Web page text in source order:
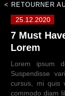
< RETOURNER
25.12.2020
7 Must
Lorem
Lorem ipsum
Suspendisse
cursus, mi quis
commodo diam